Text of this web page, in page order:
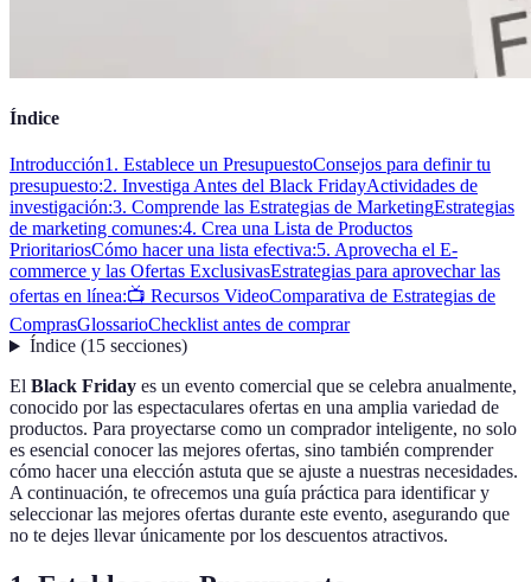
Índice
Introducción1. Establece un PresupuestoConsejos para definir tu
presupuesto:2. Investiga Antes del Black FridayActividades de
investigación:3. Comprende las Estrategias de MarketingEstrategias
de marketing comunes:4. Crea una Lista de Productos
PrioritariosCómo hacer una lista efectiva:5. Aprovecha el E-
commerce y las Ofertas ExclusivasEstrategias para aprovechar las
ofertas en línea:📺 Recursos VideoComparativa de Estrategias de
ComprasGlossarioChecklist antes de comprar
Índice(15 secciones)
El Black Friday es un evento comercial que se celebra anualmente,
conocido por las espectaculares ofertas en una amplia variedad de
productos. Para proyectarse como un comprador inteligente, no solo
es esencial conocer las mejores ofertas, sino también comprender
cómo hacer una elección astuta que se ajuste a nuestras necesidades.
A continuación, te ofrecemos una guía práctica para identificar y
seleccionar las mejores ofertas durante este evento, asegurando que
no te dejes llevar únicamente por los descuentos atractivos.